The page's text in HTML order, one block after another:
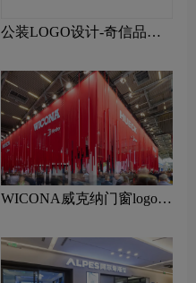
公装LOGO设计-奇信品牌
WICONA威克纳门窗logo设